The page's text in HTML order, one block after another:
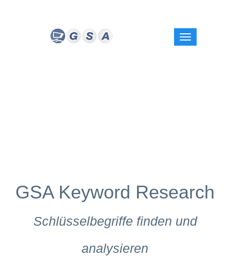
GSA Keyword Research
Schlüsselbegriffe finden und
analysieren